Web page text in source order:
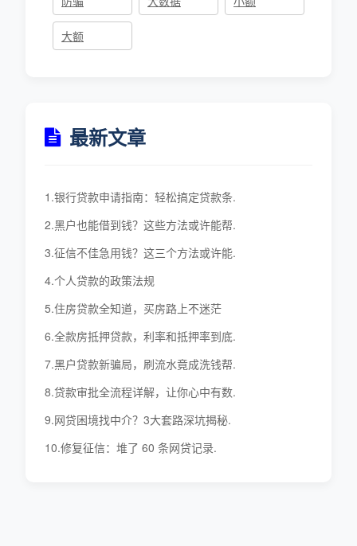
大额
最新文章
1.银行贷款申请指南：轻松搞定贷款条.
2.黑户也能借到钱？这些方法或许能帮.
3.征信不佳急用钱？这三个方法或许能.
4.个人贷款的政策法规
5.住房贷款全知道，买房路上不迷茫
6.全款房抵押贷款，利率和抵押率到底.
7.黑户贷款新骗局，刷流水竟成洗钱帮.
8.贷款审批全流程详解，让你心中有数.
9.网贷困境找中介？3大套路深坑揭秘.
10.修复征信：堆了 60 条网贷记录.